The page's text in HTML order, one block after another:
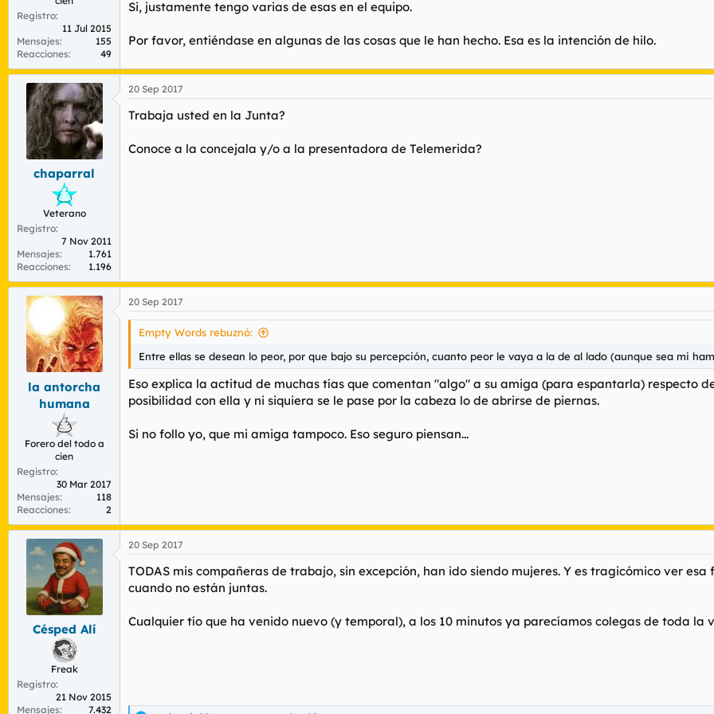
Registro
11 Jul 2015
Mensajes
155
Reacciones
49
Si, justamente tengo varias de esas en el equipo.
Por favor, entiéndase en algunas de las cosas que le han hecho. Esa es la intención de hilo.
chaparral
Veterano
Registro
7 Nov 2011
Mensajes
1.761
Reacciones
1.196
20 Sep 2017
Trabaja usted en la Junta?
Conoce a la concejala y/o a la presentadora de Telemerida?
la antorcha
humana
Forero del todo a
cien
Registro
30 Mar 2017
Mensajes
118
Reacciones
2
20 Sep 2017
Empty Words rebuznó:
Entre ellas se desean lo peor, por que bajo su percepción, cuanto peor le vaya a la de al lado (aunque sea mi
Eso explica la actitud de muchas tías que comentan "algo" a su amiga (para espantarla) respecto
posibilidad con ella y ni siquiera se le pase por la cabeza lo de abrirse de piernas.
Si no follo yo, que mi amiga tampoco. Eso seguro piensan...
Césped Alí
Freak
Registro
21 Nov 2015
Mensajes
7.432
20 Sep 2017
TODAS mis compañeras de trabajo, sin excepción, han ido siendo mujeres. Y es tragicómico ver
cuando no están juntas.
Cualquier tío que ha venido nuevo (y temporal), a los 10 minutos ya parecíamos colegas de toda la